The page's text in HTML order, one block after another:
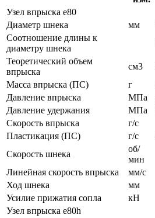
Узел впрыска е80
Диаметр шнека
мм
Соотношение длины к
диаметру шнека
Теоретический объем
впрыска
см3
Масса впрыска (ПС)
г
Давление впрыска
МПа
Давление удержания
МПа
Скорость впрыска
г/с
Пластикация (ПС)
г/с
Скорость шнека
об/
мин
Линейная скорость впрыска
мм/с
Ход шнека
мм
Усилие прижатия сопла
кН
Узел впрыска е80h